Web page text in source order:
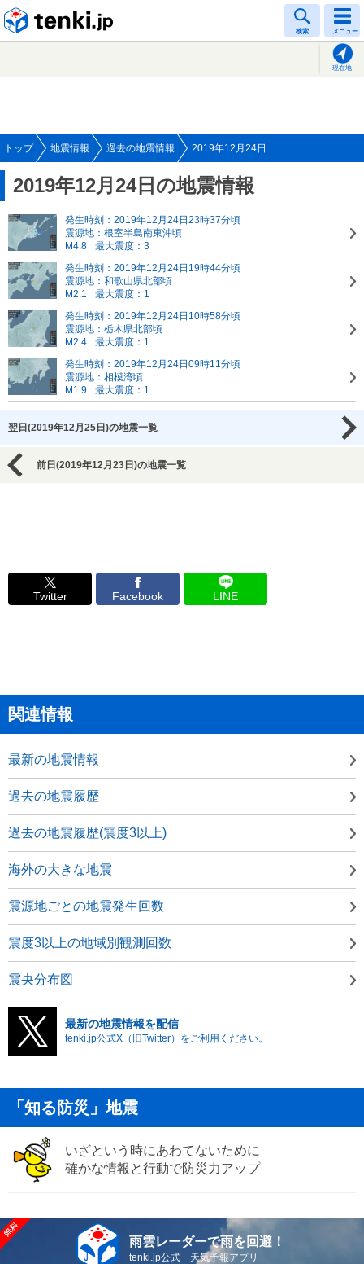
検索 メニュー
現在地
トップ 地震情報 過去の地震情報 2019年12月24日
2019年12月24日の地震情報
発生時刻：2019年12月24日23時37分頃
震源地：根室半島南東沖頃
M4.8
最大震度：3
発生時刻：2019年12月24日19時44分頃
震源地：和歌山県北部頃
M2.1
最大震度：1
発生時刻：2019年12月24日10時58分頃
震源地：栃木県北部頃
M2.4
最大震度：1
発生時刻：2019年12月24日09時11分頃
震源地：相模湾頃
M1.9
最大震度：1
翌日(2019年12月25日)の地震一覧
前日(2019年12月23日)の地震一覧
Twitter Facebook LINE
関連情報
最新の地震情報
過去の地震履歴
過去の地震履歴(震度3以上)
海外の大きな地震
震源地ごとの地震発生回数
震度3以上の地域別観測回数
震央分布図
最新の地震情報を配信
tenki.jp公式X（旧Twitter）をご利用ください。
「知る防災」地震
いざという時にあわてないために
確かな情報と行動で防災力アップ
雨雲レーダーで雨を回避！
tenki.jp公式 天気予報アプリ